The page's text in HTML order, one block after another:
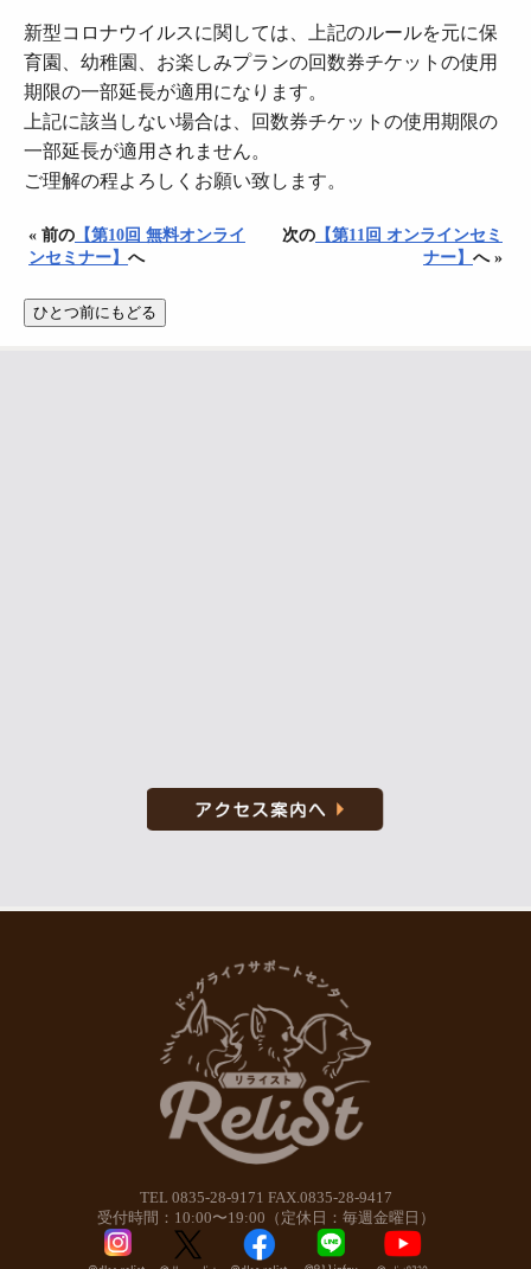
新型コロナウイルスに関しては、上記のルールを元に保
育園、幼稚園、お楽しみプランの回数券チケットの使用
期限の一部延長が適用になります。
上記に該当しない場合は、回数券チケットの使用期限の
一部延長が適用されません。
ご理解の程よろしくお願い致します。
« 前の 【第10回 無料オンライ
ンセミナー】 へ
次の 【第11回 オンラインセミ
ナー】 へ »
TEL 0835-28-9171 FAX.0835-28-9417
受付時間：10:00〜19:00（定休日：毎週金曜日）